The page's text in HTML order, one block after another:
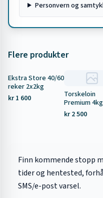
Personvern og
Flere produkter
Ekstra Store 40/60
reker 2x2kg
kr 1 600
Torskeloin
Premium 4kg
kr 2 500
Finn kommende stopp
tider og hentested,
SMS/e-post varsel.